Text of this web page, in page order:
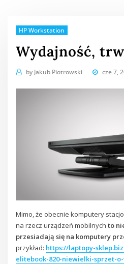
HP Workstation
Wydajność,
by Jakub Piotrowski cze 7,
Mimo, że obecnie komputery
na rzecz urządzeń mobilnych to
przesiadają się na komputery
przykład: https://laptopy-
elitebook-820-niewielki-sprzet-